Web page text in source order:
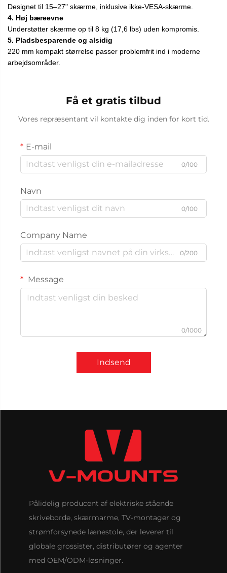
Designet til 15–27" skærme, inklusive ikke-VESA-skærme.
4. Høj bæreevne
Understøtter skærme op til 8 kg (17,6 lbs) uden kompromis.
5. Pladsbesparende og alsidig
220 mm kompakt størrelse passer problemfrit ind i moderne
arbejdsområder.
Få et gratis tilbud
Vores repræsentant vil kontakte dig inden for kort tid.
E-mail
0/100
Navn
0/100
Company Name
0/200
Message
0/1000
Indsend
Pålidelig producent af elektriske stående
skriveborde, skærmarme, TV-montager og
strømforsynede lænestole, der leverer til
globale grossister, distributører og agenter
med OEM/ODM-løsninger.